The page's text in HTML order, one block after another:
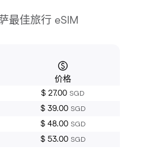
最佳旅行 eSIM
价格
$ 27.00 SGD
$ 39.00 SGD
$ 48.00 SGD
$ 53.00 SGD